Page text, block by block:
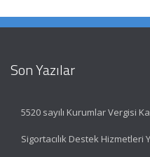
Son Yazılar
5520 sayılı Kurumlar Vergisi
Sigortacılık Destek Hizmetleri